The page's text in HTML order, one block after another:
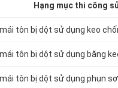
Hạng mục thi công
tôn bị dột sử dụng keo
tôn bị dột sử dụng băng
tôn bị dột sử dụng phun